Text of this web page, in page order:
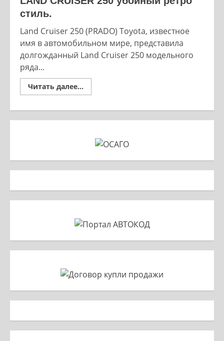
стиль.
Land Cruiser 250 (PRADO) Toyota, известное
имя в автомобильном мире, представила
долгожданный Land Cruiser 250 модельного
ряда...
Читать далее...
more
250
стиль.